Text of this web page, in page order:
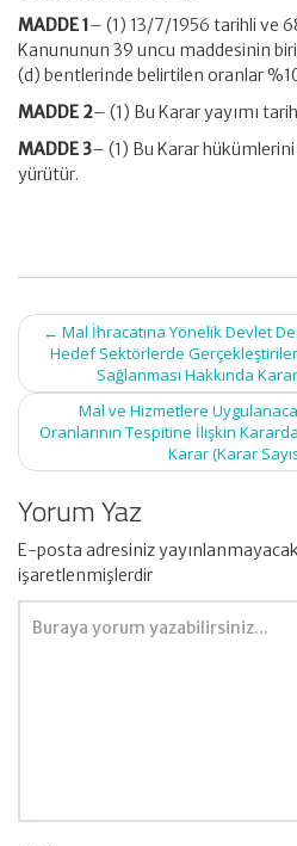
MADDE 1– (1) 13/7/1956 tarihli ve
Kanununun 39 uncu maddesinin
(d) bentlerinde belirtilen oranlar
MADDE 2– (1) Bu Karar yayımı
MADDE 3– (1) Bu Karar
yürütür.
Post
navigation
← Mal İhracatına Yönelik Devlet
Hedef Sektörlerde
Sağlanması Hakkında
Mal ve Hizmetlere
Oranlarının Tespitine İlişkin
Karar (Karar
Yorum Yaz
E-posta adresiniz
işaretlenmişlerdir